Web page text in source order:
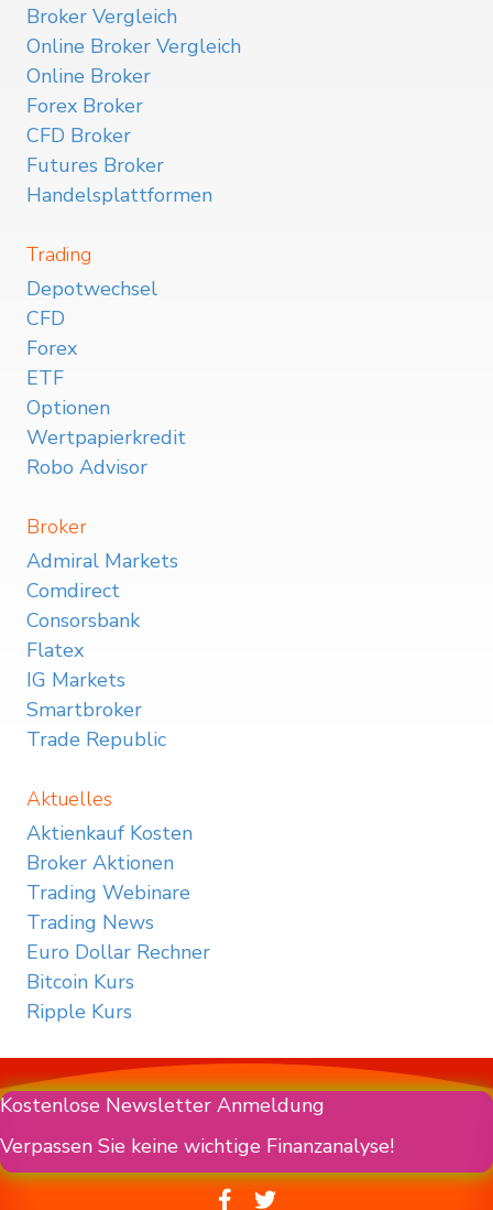
Broker Vergleich
Online Broker Vergleich
Online Broker
Forex Broker
CFD Broker
Futures Broker
Handelsplattformen
Trading
Depotwechsel
CFD
Forex
ETF
Optionen
Wertpapierkredit
Robo Advisor
Broker
Admiral Markets
Comdirect
Consorsbank
Flatex
IG Markets
Smartbroker
Trade Republic
Aktuelles
Aktienkauf Kosten
Broker Aktionen
Trading Webinare
Trading News
Euro Dollar Rechner
Bitcoin Kurs
Ripple Kurs
Kostenlose Newsletter Anmeldung
Verpassen Sie keine wichtige Finanzanalyse!